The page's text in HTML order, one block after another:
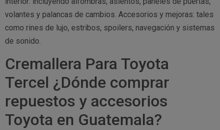
volantes y palancas de cambios. Accesorios y mejoras: tales
como rines de lujo, estribos, spoilers, navegación y sistemas
de sonido.
Cremallera Para Toyota
Tercel ¿Dónde comprar
repuestos y accesorios
Toyota en Guatemala?